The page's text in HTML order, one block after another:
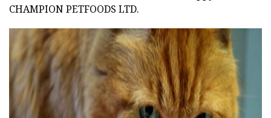
CHAMPION PETFOODS LTD.